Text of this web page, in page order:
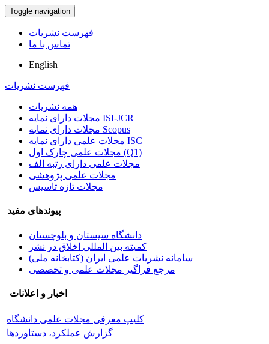
Toggle navigation
فهرست نشریات
تماس با ما
English
فهرست نشریات
همه نشریات
مجلات دارای نمایه ISI-JCR
مجلات دارای نمایه Scopus
مجلات علمی دارای نمایه ISC
مجلات علمی چارک اول (Q1)
مجلات علمی دارای رتبه الف
مجلات علمی پژوهشی
مجلات تازه تاسیس
پیوندهای مفید
دانشگاه سیستان و بلوچستان
کمیته بین المللی اخلاق در نشر
سامانه نشریات علمی ایران (کتابخانه ملی)
مرجع فراگیر مجلات علمی و تخصصی
اخبار و اعلانات
کلیپ معرفی مجلات علمی دانشگاه
گزارش عملکرد، دستاوردها